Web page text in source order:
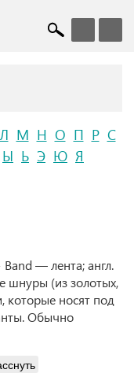
Л М Н О П Р С
Ы Ь Э Ю Я
— лента; англ.
шнуры (из золотых,
которые носят под
Обычно